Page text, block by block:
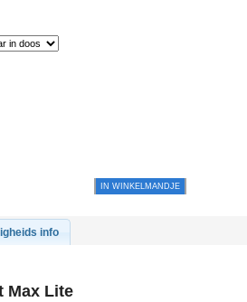
IN WINKELMANDJE
info
Max Lite